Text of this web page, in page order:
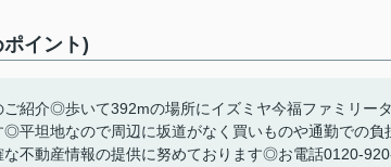
イント)
紹介◎歩いて392mの場所にイズミヤ今福ファミリータ
平坦地なので周辺に坂道がなく買いものや通勤での負
不動産情報の提供に努めております◎お電話0120-